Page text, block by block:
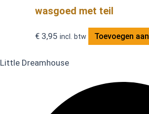
wasgoed met teil
€ 3,95 incl. btw Toevoegen
Little Dreamhouse